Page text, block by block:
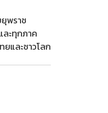
พราช
ละทุกภาค
และชาวโลก